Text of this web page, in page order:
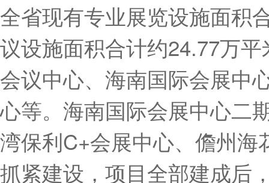
全省现有专业展览设施面积
议设施面积合计约24.77万
会议中心、海南国际会展中
心等。海南国际会展中心二
湾保利C+会展中心、儋州
抓紧建设，项目全部建成后